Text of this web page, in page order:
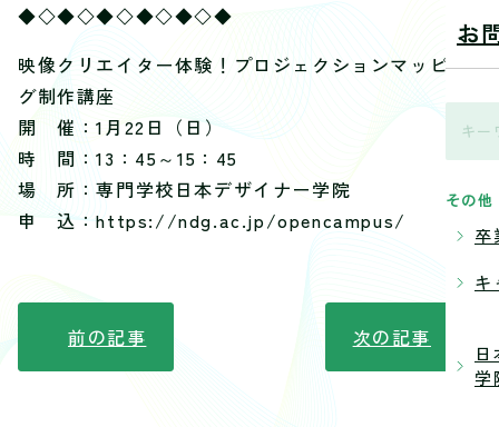
お
その他
卒
キ
学
◆◇◆◇◆◇◆◇◆◇◆
映像クリエイター体験！プロジェクションマッピン
グ制作講座
開 催：1月22日（日）
時 間：13：45～15：45
場 所：専門学校日本デザイナー学院
申 込：https://ndg.ac.jp/opencampus/
前の記事 次の記事